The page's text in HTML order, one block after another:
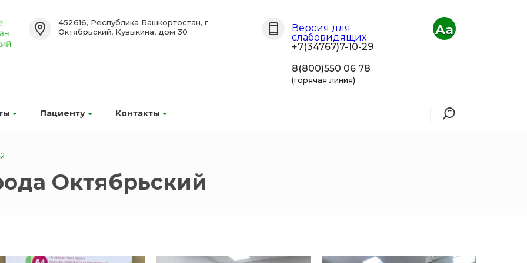
Пациенту Контакты
452616, Республика Башкортостан, г.
Октябрьский, Кувыкина, дом 30
Версия для
слабовидящих
+7(34767)7-10-29
8(800)550 06 78
(горячая линия)
Aa
Октябрьский